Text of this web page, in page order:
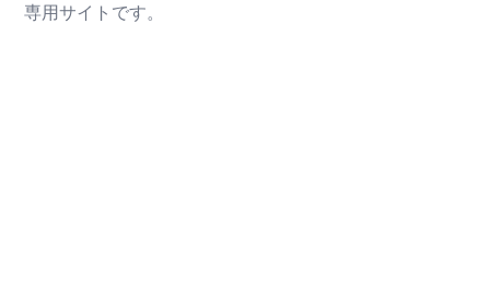
専用サイトです。